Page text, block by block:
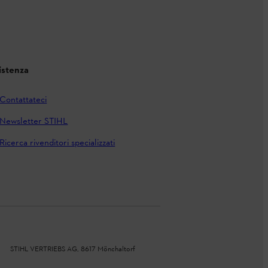
Contattateci
Newsletter STIHL
Ricerca rivenditori specializzati
STIHL VERTRIEBS AG, 8617 Mönchaltorf